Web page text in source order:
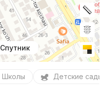
Спутник
Школы Детские сады